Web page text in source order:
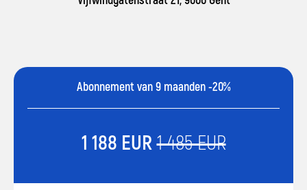
Abonnement van 9 maanden -20%
1 188 EUR1 485 EUR